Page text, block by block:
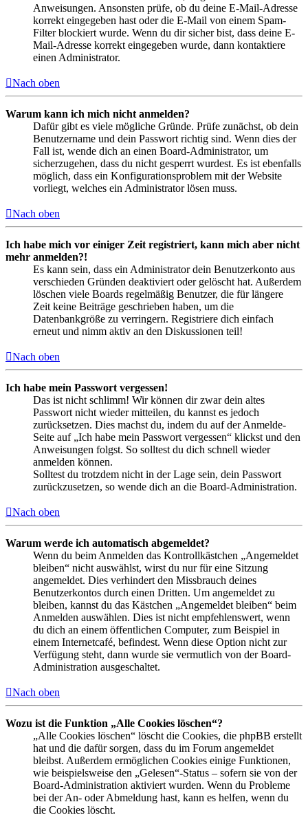
Anweisungen. Ansonsten prüfe, ob du deine E-Mail-Adresse
korrekt eingegeben hast oder die E-Mail von einem Spam-
Filter blockiert wurde. Wenn du dir sicher bist, dass deine E-
Mail-Adresse korrekt eingegeben wurde, dann kontaktiere
einen Administrator.
Nach oben
Warum kann ich mich nicht anmelden?
Dafür gibt es viele mögliche Gründe. Prüfe zunächst, ob dein
Benutzername und dein Passwort richtig sind. Wenn dies der
Fall ist, wende dich an einen Board-Administrator, um
sicherzugehen, dass du nicht gesperrt wurdest. Es ist ebenfalls
möglich, dass ein Konfigurationsproblem mit der Website
vorliegt, welches ein Administrator lösen muss.
Nach oben
Ich habe mich vor einiger Zeit registriert, kann mich aber nicht
mehr anmelden?!
Es kann sein, dass ein Administrator dein Benutzerkonto aus
verschieden Gründen deaktiviert oder gelöscht hat. Außerdem
löschen viele Boards regelmäßig Benutzer, die für längere
Zeit keine Beiträge geschrieben haben, um die
Datenbankgröße zu verringern. Registriere dich einfach
erneut und nimm aktiv an den Diskussionen teil!
Nach oben
Ich habe mein Passwort vergessen!
Das ist nicht schlimm! Wir können dir zwar dein altes
Passwort nicht wieder mitteilen, du kannst es jedoch
zurücksetzen. Dies machst du, indem du auf der Anmelde-
Seite auf „Ich habe mein Passwort vergessen“ klickst und den
Anweisungen folgst. So solltest du dich schnell wieder
anmelden können.
Solltest du trotzdem nicht in der Lage sein, dein Passwort
zurückzusetzen, so wende dich an die Board-Administration.
Nach oben
Warum werde ich automatisch abgemeldet?
Wenn du beim Anmelden das Kontrollkästchen „Angemeldet
bleiben“ nicht auswählst, wirst du nur für eine Sitzung
angemeldet. Dies verhindert den Missbrauch deines
Benutzerkontos durch einen Dritten. Um angemeldet zu
bleiben, kannst du das Kästchen „Angemeldet bleiben“ beim
Anmelden auswählen. Dies ist nicht empfehlenswert, wenn
du dich an einem öffentlichen Computer, zum Beispiel in
einem Internetcafé, befindest. Wenn diese Option nicht zur
Verfügung steht, dann wurde sie vermutlich von der Board-
Administration ausgeschaltet.
Nach oben
Wozu ist die Funktion „Alle Cookies löschen“?
„Alle Cookies löschen“ löscht die Cookies, die phpBB erstellt
hat und die dafür sorgen, dass du im Forum angemeldet
bleibst. Außerdem ermöglichen Cookies einige Funktionen,
wie beispielsweise den „Gelesen“-Status – sofern sie von der
Board-Administration aktiviert wurden. Wenn du Probleme
bei der An- oder Abmeldung hast, kann es helfen, wenn du
die Cookies löscht.